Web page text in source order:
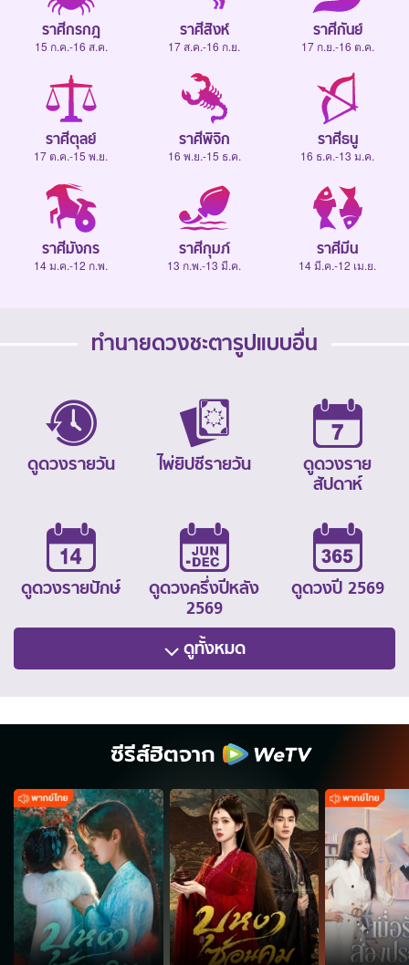
ราศีกรกฎ
15 ก.ค.-16 ส.ค.
ราศีสิงห์
17 ส.ค.-16 ก.ย.
ราศีกันย์
17 ก.ย.-16 ต.ค.
ราศีตุลย์
17 ต.ค.-15 พ.ย.
ราศีพิจิก
16 พ.ย.-15 ธ.ค.
ราศีธนู
16 ธ.ค.-13 ม.ค.
ราศีมังกร
14 ม.ค.-12 ก.พ.
ราศีกุมภ์
13 ก.พ.-13 มี.ค.
ราศีมีน
14 มี.ค.-12 เม.ย.
ทำนายดวงชะตารูปแบบอื่น
ดูดวงรายวัน ไพ่ยิปซีรายวัน
ดูดวงราย
สัปดาห์
ดูดวงรายปักษ์
ดูดวงครึ่งปีหลัง
2569
ดูดวงปี 2569
ดูทั้งหมด
ซีรีส์ฮิตจาก